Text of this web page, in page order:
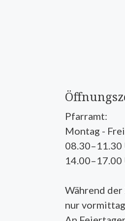
Pfarramt:
Montag -
08.30–11.30
14.00–17.00
Während
nur